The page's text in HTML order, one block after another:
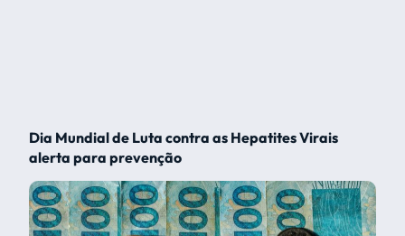
Dia Mundial de Luta contra as Hepatites Virais
alerta para prevenção